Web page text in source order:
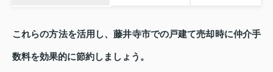
これらの方法を活用し、藤井寺市での戸建て売却時に仲介手
数料を効果的に節約しましょう。